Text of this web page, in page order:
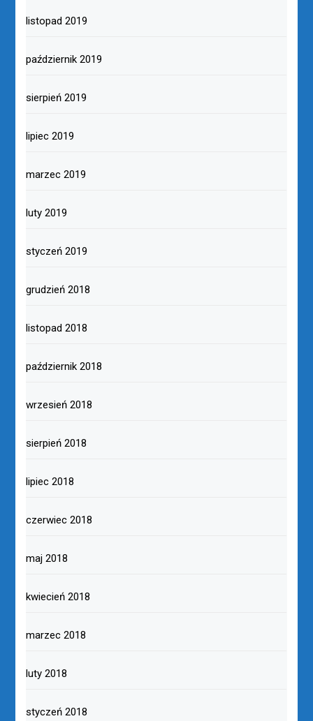
listopad 2019
październik 2019
sierpień 2019
lipiec 2019
marzec 2019
luty 2019
styczeń 2019
grudzień 2018
listopad 2018
październik 2018
wrzesień 2018
sierpień 2018
lipiec 2018
czerwiec 2018
maj 2018
kwiecień 2018
marzec 2018
luty 2018
styczeń 2018